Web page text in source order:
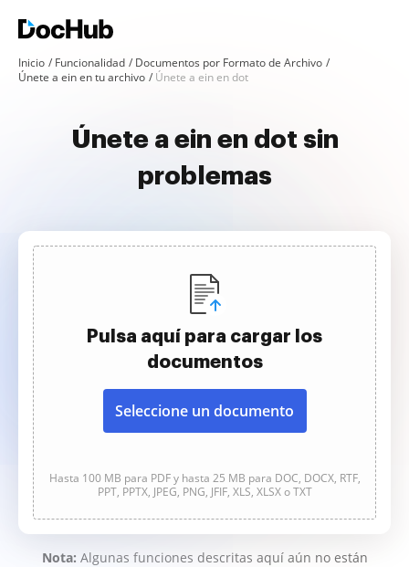
Inicio Funcionalidad
Documentos por Formato de Archivo
Únete a ein en tu archivo
Únete a ein en dot
Únete a ein en dot sin
problemas
Pulsa aquí para cargar los
documentos
Seleccione un documento
Hasta 100 MB para PDF y hasta 25 MB para DOC, DOCX, RTF,
PPT, PPTX, JPEG, PNG, JFIF, XLS, XLSX o TXT
Nota: Algunas funciones descritas aquí aún no están